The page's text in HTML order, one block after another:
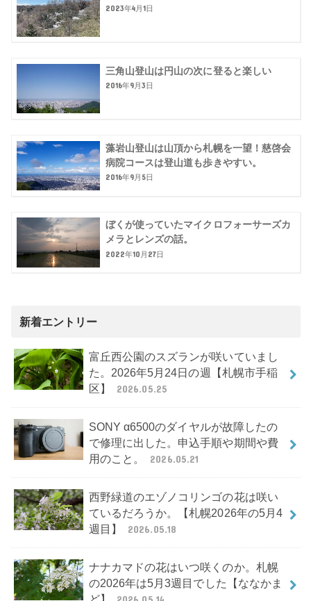
2023年4月1日
三角山登山は円山の次に登ると楽しい
2016年9月3日
藻岩山登山は山頂から札幌を一望！慈啓会
病院コースは登山道も歩きやすい。
2016年9月5日
ぼくが使っていたマイクロフォーサーズカ
メラとレンズの話。
2022年10月27日
新着エントリー
富丘西公園のスズランが咲いていまし
た。2026年5月24日の週【札幌市手稲
区】
2026.05.25
SONY α6500のダイヤルが故障したの
で修理に出した。申込手順や期間や費
用のこと。
2026.05.21
西野緑道のエゾノコリンゴの花は咲い
ているだろうか。【札幌2026年の5月4
週目】
2026.05.18
ナナカマドの花はいつ咲くのか。札幌
の2026年は5月3週目でした【ななかま